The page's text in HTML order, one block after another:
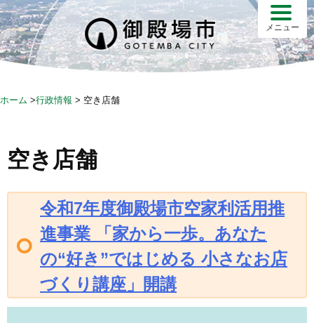
S
k
i
p
メニュー
ホーム >行政情報 > 空き店舗
空き店舗
令和7年度御殿場市空家利活用推
進事業 「家から一歩。あなた
の“好き”ではじめる 小さなお店
づくり講座」開講